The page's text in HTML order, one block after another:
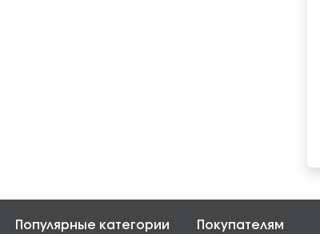
Популярные категории Покупателям